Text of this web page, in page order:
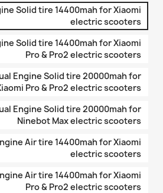
Solid tire 14400mah for Xiaomi
electric scooters
Solid tire 14400mah for Xiaomi
Pro & Pro2 electric scooters
Engine Solid tire 20000mah for
Pro & Pro2 electric scooters
Engine Solid tire 20000mah for
Ninebot Max electric scooters
Air tire 14400mah for Xiaomi
electric scooters
Air tire 14400mah for Xiaomi
Pro & Pro2 electric scooters